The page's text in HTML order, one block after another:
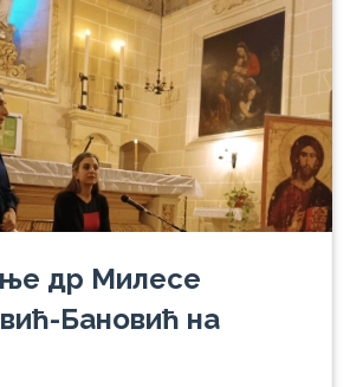
др Милесе
Бановић на